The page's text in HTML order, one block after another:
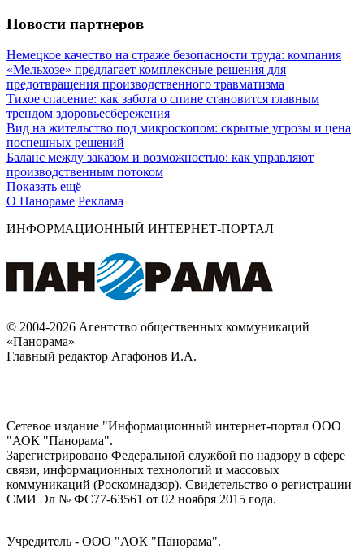
Новости партнеров
Немецкое качество на страже безопасности труда: компания
«Мельхозе» предлагает комплексные решения для
предотвращения производственного травматизма
Тихое спасение: как забота о спине становится главным
трендом здоровьесбережения
Вид на жительство под микроскопом: скрытые угрозы и цена
поспешных решений
Баланс между заказом и возможностью: как управляют
производственным потоком
Показать ещё
О Панораме Реклама
ИНФОРМАЦИОННЫЙ ИНТЕРНЕТ-ПОРТАЛ
© 2004-2026 Агентство общественных коммуникаций
«Панорама»
Главный редактор Агафонов И.А.
Сетевое издание "Информационный интернет-портал ООО
"АОК "Панорама".
Зарегистрировано Федеральной службой по надзору в сфере
связи, информационных технологий и массовых
коммуникаций (Роскомнадзор). Cвидетельство о регистрации
СМИ Эл № ФС77-63561 от 02 ноября 2015 года.
Учредитель - ООО "АОК "Панорама".